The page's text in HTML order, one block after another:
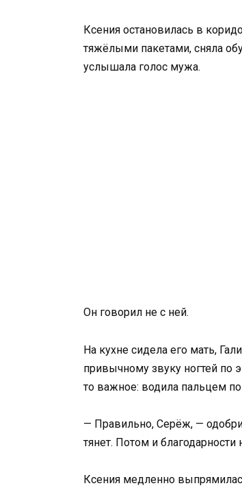
Ксения остановилась в
тяжёлыми пакетами, сняла
услышала голос мужа.
Он говорил не с ней.
На кухне сидела его мать,
привычному звуку ногтей по
то важное: водила пальцем
— Правильно, Серёж, —
тянет. Потом и благодарности
Ксения медленно